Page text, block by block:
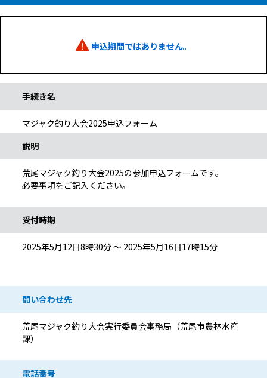
申込期間ではありません。
手続き名
マジャク釣り大会2025申込フォーム
説明
荒尾マジャク釣り大会2025の参加申込フォームです。
必要事項をご記入ください。
受付時期
2025年5月12日8時30分 ～ 2025年5月16日17時15分
問い合わせ先
荒尾マジャク釣り大会実行委員会事務局（荒尾市農林水産
課）
電話番号